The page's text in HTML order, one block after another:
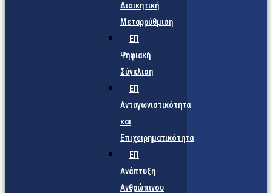
Διοικητική
Μεταρρύθμιση
ΕΠ
Ψηφιακή
Σύγκλιση
ΕΠ
Ανταγωνιστικότητα
και
Επιχειρηματικότητα
ΕΠ
Ανάπτυξη
Ανθρώπινου